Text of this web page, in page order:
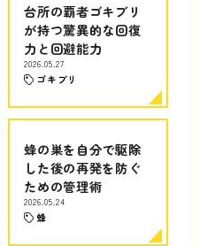
台所の覇者ゴキブリ
が持つ驚異的な回復
力と回避能力
2026.05.27
ゴキブリ
蜂の巣を自分で駆除
した後の再発を防ぐ
ための管理術
2026.05.24
蜂